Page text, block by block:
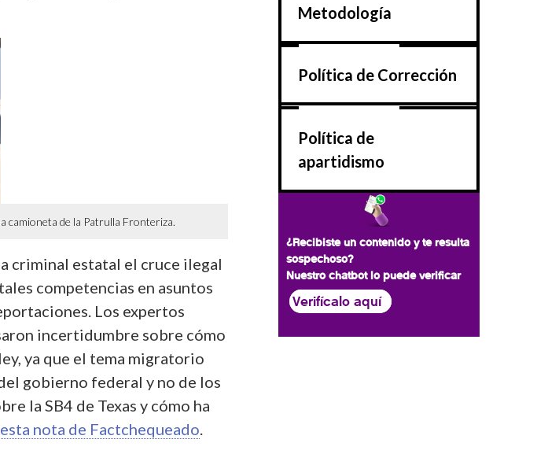
camioneta de la Patrulla Fronteriza.
criminal estatal el cruce ilegal
competencias en asuntos
Los expertos
incertidumbre sobre cómo
ya que el tema migratorio
gobierno federal y no de los
la SB4 de Texas y cómo ha
nota de Factchequeado
Metodología
Política de Corrección
Política de
apartidismo
¿Recibiste un contenido y te resulta
sospechoso?
Nuestro chatbot lo puede verificar
Verifícalo aquí